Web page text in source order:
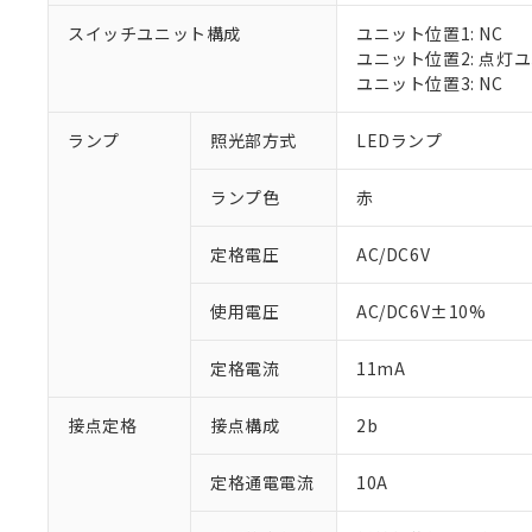
スイッチユニット構成
ユニット位置1: NC
ユニット位置2: 点灯
ユニット位置3: NC
ランプ 照光部方式 LEDランプ
ランプ色 赤
定格電圧 AC/DC6V
使用電圧 AC/DC6V±10%
定格電流 11mA
接点定格 接点構成 2b
定格通電電流 10A
ご利用条件
以下の条件をお読
当社制御機
在庫状況お
のであり、
い。
当社販売員
ている必要
対応予定：EU
対応予定なし：
調査・確認中：
非該当品：ライセ
仕入先様の事情に
があります。
六価クロム(Cr(Ⅵ))
ル（DBP） 1000ppm
但し、RoHS指令で産業
フタル酸エステル類の
※2 対応予定月
※1 中国
「－」：未確認で
*中国RoHS10物質の基
Pb(鉛) :1000ppm、 Hg(
Cr(Ⅵ)(六価クロム) :
DBP(フタル酸ジブチル
「ｅ」：有害物質
う）を輸出
などの必要な
ます。
当社は貴社
当社は、貴
記
号
○ 一定数
△ 一定数
－
在庫な